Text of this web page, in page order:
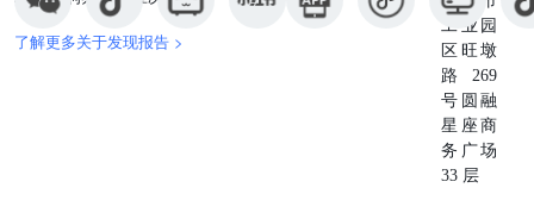
了解更多关于发现报告 >
工业园
区旺墩
路269
号圆融
星座商
务广场
33 层